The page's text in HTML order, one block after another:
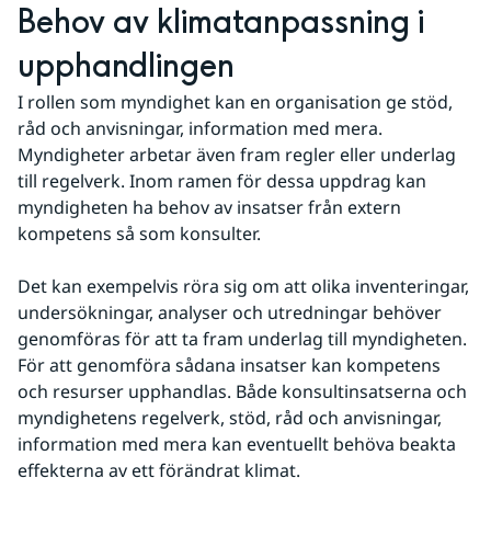
Behov av klimatanpassning i
upphandlingen
I rollen som myndighet kan en organisation ge stöd,
råd och anvisningar, information med mera.
Myndigheter arbetar även fram regler eller underlag
till regelverk. Inom ramen för dessa uppdrag kan
myndigheten ha behov av insatser från extern
kompetens så som konsulter.
Det kan exempelvis röra sig om att olika inventeringar,
undersökningar, analyser och utredningar behöver
genomföras för att ta fram underlag till myndigheten.
För att genomföra sådana insatser kan kompetens
och resurser upphandlas. Både konsultinsatserna och
myndighetens regelverk, stöd, råd och anvisningar,
information med mera kan eventuellt behöva beakta
effekterna av ett förändrat klimat.